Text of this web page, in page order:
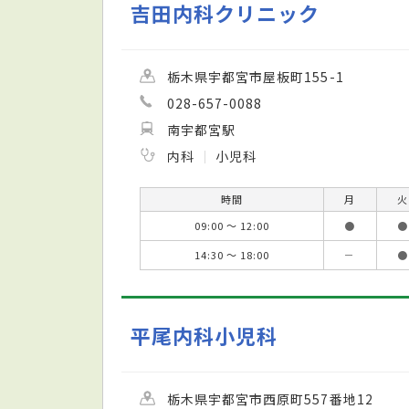
吉田内科クリニック
栃木県宇都宮市屋板町155-1
028-657-0088
南宇都宮駅
内科
小児科
時間 月 火
09:00 ～ 12:00
● ●
14:30 ～ 18:00
－ ●
平尾内科小児科
栃木県宇都宮市西原町557番地12